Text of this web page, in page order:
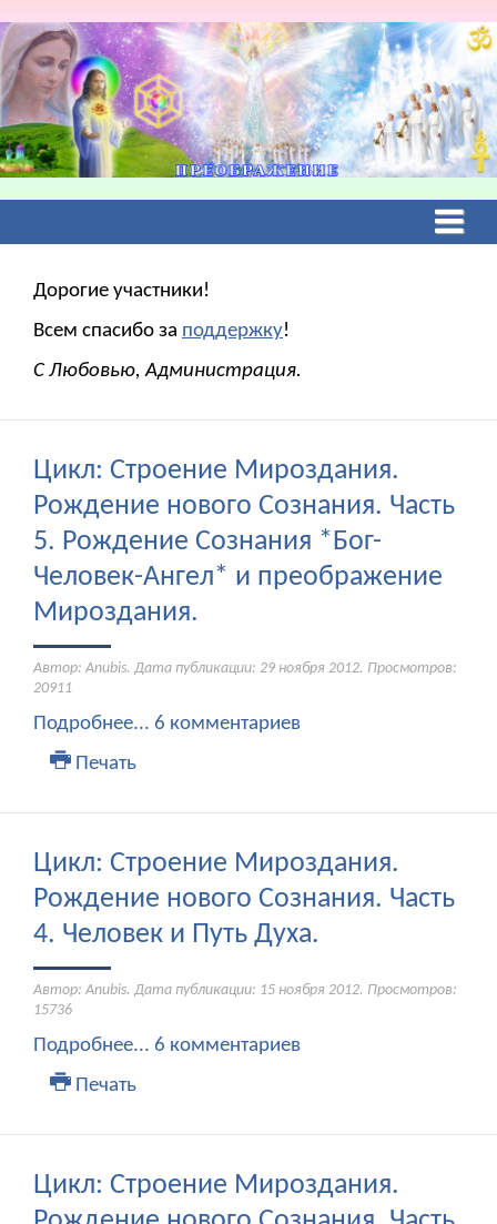
Дорогие участники!
Всем спасибо за поддержку!
С Любовью, Администрация.
Цикл: Строение Мироздания.
Рождение нового Сознания. Часть
5. Рождение Сознания *Бог-
Человек-Ангел* и преображение
Мироздания.
Автор: Anubis. Дата публикации: 29 ноября 2012. Просмотров:
20911
Подробнее... 6 комментариев
Печать
Цикл: Строение Мироздания.
Рождение нового Сознания. Часть
4. Человек и Путь Духа.
Автор: Anubis. Дата публикации: 15 ноября 2012. Просмотров:
15736
Подробнее... 6 комментариев
Печать
Цикл: Строение Мироздания.